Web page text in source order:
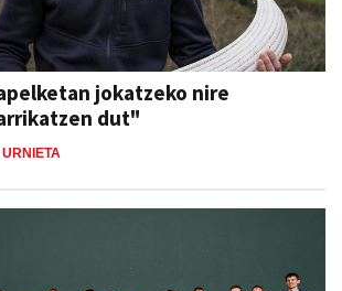
jokatzeko nire
dut"
URNIETA